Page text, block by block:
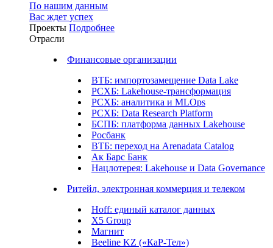
По нашим данным
Вас ждет успех
Проекты Подробнее
Отрасли
Финансовые организации
ВТБ: импортозамещение Data Lake
РСХБ: Lakehouse-трансформация
РСХБ: аналитика и MLOps
РСХБ: Data Research Platform
БСПБ: платформа данных Lakehouse
Росбанк
ВТБ: переход на Arenadata Catalog
Ак Барс Банк
Нацлотерея: Lakehouse и Data Governance
Ритейл, электронная коммерция и телеком
Hoff: единый каталог данных
X5 Group
Магнит
Beeline KZ («КаР-Тел»)